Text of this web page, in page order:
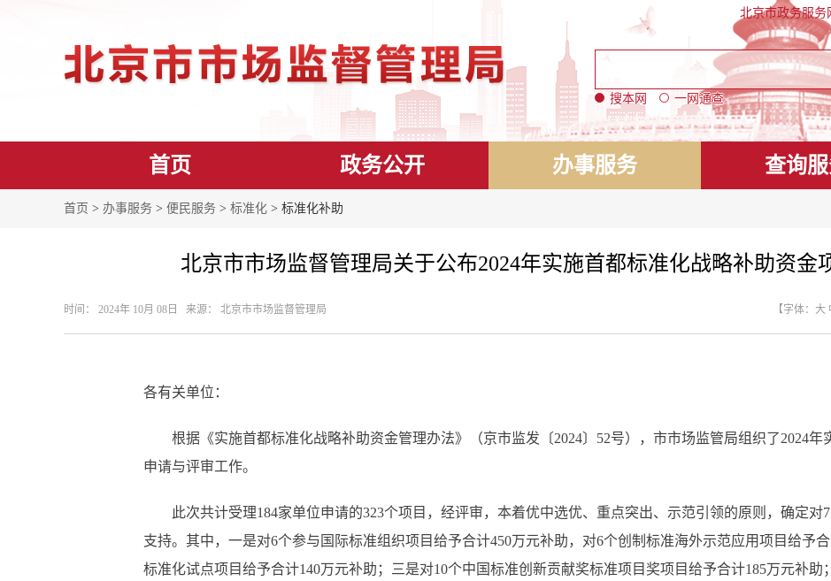
北京市政务服务
搜本网 一网通查
首页 政务公开 办事服务 查询
首页 > 办事服务 > 便民服务 > 标准化 > 标准化补助
北京市市场监督管理局关于公布2024年实施首都标准化战略补助资金
时间： 2024年 10月 08日 来源： 北京市市场监督管理局 【字体： 大
各有关单位：
根据《实施首都标准化战略补助资金管理办法》（京市监发〔2024〕52号），市市场监管局组织了2024年
申请与评审工作。
此次共计受理184家单位申请的323个项目，经评审，本着优中选优、重点突出、示范引领的原则，确定对
支持。其中，一是对6个参与国际标准组织项目给予合计450万元补助，对6个创制标准海外示范应用项目给予
标准化试点项目给予合计140万元补助；三是对10个中国标准创新贡献奖标准项目奖项目给予合计185万元补